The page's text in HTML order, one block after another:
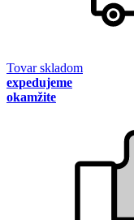
Tovar skladom
expedujeme
okamžite